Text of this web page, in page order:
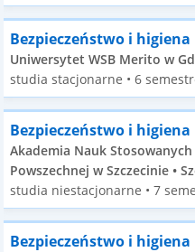
Bezpieczeństwo i higiena
Uniwersytet WSB Merito w
studia stacjonarne • 6
Bezpieczeństwo i higiena
Akademia Nauk
Powszechnej w Szczecinie •
studia niestacjonarne • 7
Bezpieczeństwo i higiena